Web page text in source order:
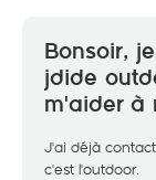
Bonsoir,
jdide
m'aider à
J'ai déjà
c'est l'outdoor.